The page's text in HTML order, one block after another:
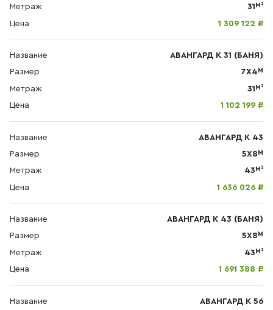
Метраж 31 М²
Цена 1 309 122 ₽
Название
АВАНГАРД К 31 (БАНЯ)
Размер
7Х4 М
Метраж 31М²
Цена 1 102 199 ₽
Название
АВАНГАРД К 43
Размер
5Х8М
Метраж 43М²
Цена 1 636 026 ₽
Название
АВАНГАРД К 43 (БАНЯ)
Размер
5Х8 М
Метраж 43М²
Цена 1 691 388 ₽
Название
АВАНГАРД К 56